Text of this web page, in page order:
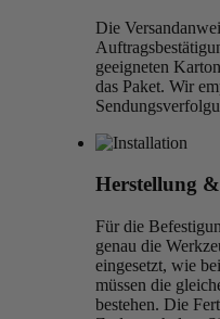
Die
geeigneten
das Paket. Wir
Herstellung
Für die
genau die
eingesetzt, wie
müssen die
bestehen. Die